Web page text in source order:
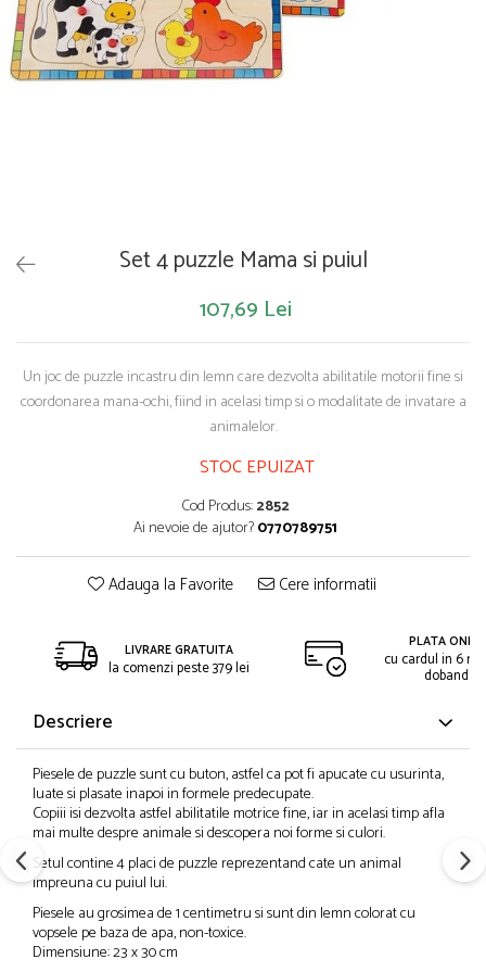
Papusi si accesorii
Trotinete
Trenulete si masinute
Unelte si bancuri de lucru
Set 4 puzzle Mama si puiul
107,69 Lei
Un joc de puzzle incastru din lemn care dezvolta abilitatile motorii fine si
coordonarea mana-ochi, fiind in acelasi timp si o modalitate de invatare a
animalelor.
STOC EPUIZAT
Cod Produs:2852
Ai nevoie de ajutor?0770789751
Adauga la Favorite Cere informatii
LIVRARE GRATUITA
la comenzi peste 379 lei
PLATA
cu cardul in 6
dobanda
Descriere
Piesele de puzzle sunt cu buton, astfel ca pot fi apucate cu usurinta,
luate si plasate inapoi in formele predecupate.
Copiii isi dezvolta astfel abilitatile motrice fine, iar in acelasi timp afla
mai multe despre animale si descopera noi forme si culori.
Setul contine 4 placi de puzzle reprezentand cate un animal
impreuna cu puiul lui.
Piesele au grosimea de 1 centimetru si sunt din lemn colorat cu
vopsele pe baza de apa, non-toxice.
Dimensiune: 23 x 30 cm